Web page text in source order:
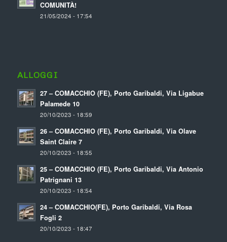
COMUNITÀ!
21/05/2024 - 17:54
ALLOGGI
27 – COMACCHIO (FE), Porto Garibaldi, Via Ligabue
Palamede 10
20/10/2023 - 18:59
26 – COMACCHIO (FE), Porto Garibaldi, Via Olave
Saint Claire 7
20/10/2023 - 18:55
25 – COMACCHIO (FE), Porto Garibaldi, Via Antonio
Patrignani 13
20/10/2023 - 18:54
24 – COMACCHIO(FE), Porto Garibaldi, Via Rosa
Fogli 2
20/10/2023 - 18:47